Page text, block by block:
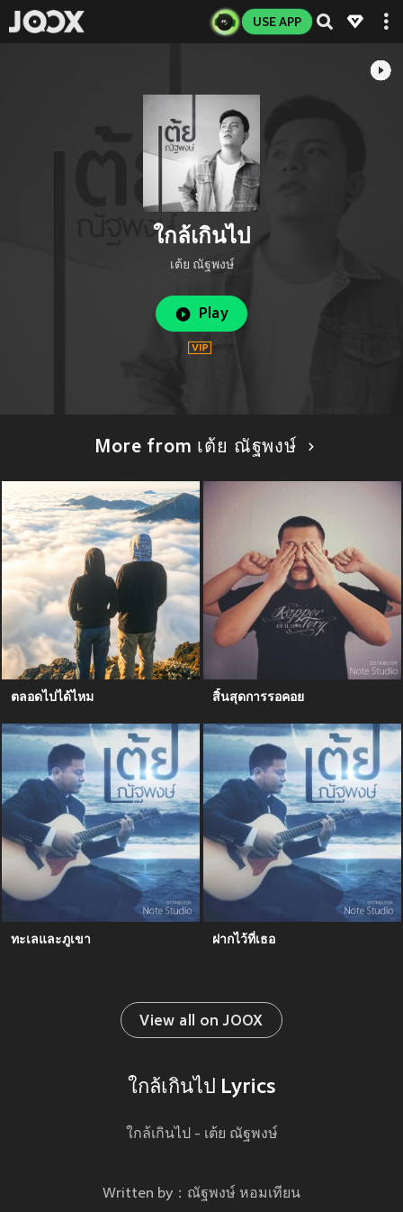
USE APP
ใกล้เกินไป
เต้ย ณัฐพงษ์
Play
More from เต้ย ณัฐพงษ์
ตลอดไปได้ไหม สิ้นสุดการรอคอย
ทะเลและภูเขา ฝากไว้ที่เธอ
View all on JOOX
ใกล้เกินไป Lyrics
ใกล้เกินไป - เต้ย ณัฐพงษ์
Written by：ณัฐพงษ์ หอมเทียน